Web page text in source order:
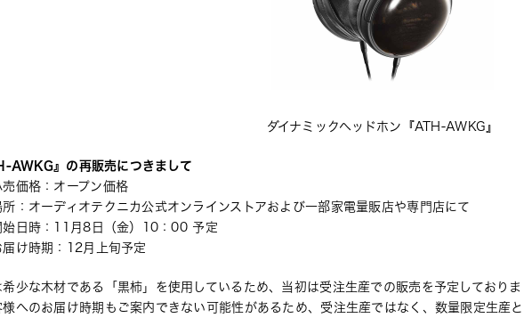
ダイナミックヘッドホン『ATH-AWKG』
AWKG』の再販売につきまして
売価格：オープン価格
所：オーディオテクニカ公式オンラインストアおよび一部家電量販店や専門店にて
始日時：11月8日（金）10：00 予定
届け時期：12月上旬予定
少な木材である「黒柿」を使用しているため、当初は受注生産での販売を予定しており
様へのお届け時期もご案内できない可能性があるため、受注生産ではなく、数量限定生産